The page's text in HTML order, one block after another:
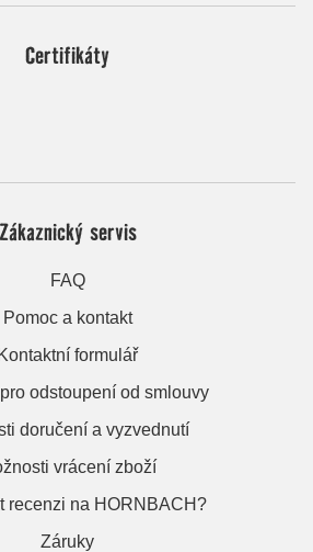
Certifikáty
Zákaznický servis
FAQ
Pomoc a kontakt
Kontaktní formulář
odstoupení od smlouvy
doručení a vyzvednutí
vrácení zboží
recenzi na HORNBACH?
Záruky